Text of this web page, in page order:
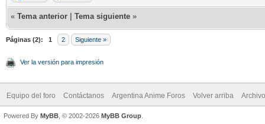
« Tema anterior Tema siguiente »
Páginas (2): 1 2 Siguiente »
Ver la versión para impresión
Equipo del foro Contáctanos Argentina Anime Foros Volver arriba
Powered By MyBB , © 2002-2026 MyBB Group